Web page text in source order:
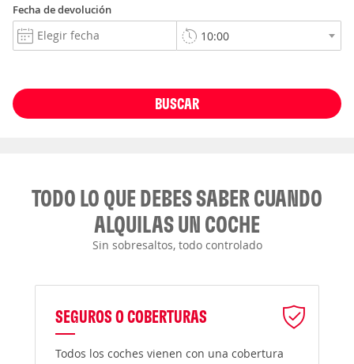
Fecha de devolución
BUSCAR
TODO LO QUE DEBES SABER CUANDO
ALQUILAS UN COCHE
Sin sobresaltos, todo controlado
SEGUROS O COBERTURAS
Todos los coches vienen con una cobertura